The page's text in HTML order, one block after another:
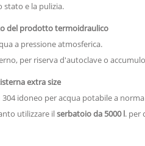
stato e la pulizia.
del prodotto termoidraulico
a pressione atmosferica.
per riserva d'autoclave o
extra size
304 idoneo per acqua potabile a norma
utilizzare ilserbatoio da 5000 l. per